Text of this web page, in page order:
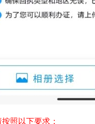
照以下要求：